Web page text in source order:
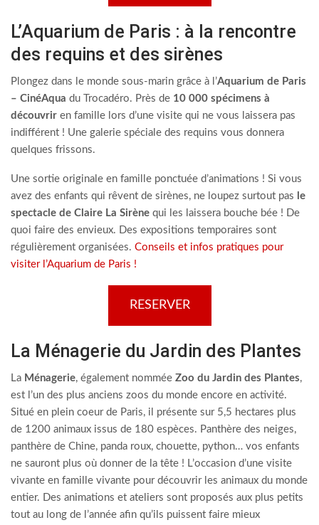
L’Aquarium de Paris : à la rencontre
des requins et des sirènes
Plongez dans le monde sous-marin grâce à l’Aquarium de Paris
– CinéAqua du Trocadéro. Près de 10 000 spécimens à
découvrir en famille lors d’une visite qui ne vous laissera pas
indifférent ! Une galerie spéciale des requins vous donnera
quelques frissons.
Une sortie originale en famille ponctuée d’animations ! Si vous
avez des enfants qui rêvent de sirènes, ne loupez surtout pas le
spectacle de Claire La Sirène qui les laissera bouche bée ! De
quoi faire des envieux. Des expositions temporaires sont
régulièrement organisées. Conseils et infos pratiques pour
visiter l’Aquarium de Paris !
RESERVER
La Ménagerie du Jardin des Plantes
La Ménagerie, également nommée Zoo du Jardin des Plantes,
est l’un des plus anciens zoos du monde encore en activité.
Situé en plein coeur de Paris, il présente sur 5,5 hectares plus
de 1200 animaux issus de 180 espèces. Panthère des neiges,
panthère de Chine, panda roux, chouette, python… vos enfants
ne sauront plus où donner de la tête ! L’occasion d’une visite
vivante en famille vivante pour découvrir les animaux du monde
entier. Des animations et ateliers sont proposés aux plus petits
tout au long de l’année afin qu’ils puissent faire mieux